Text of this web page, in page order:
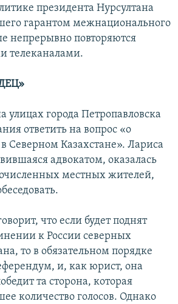
президента Нурсултана
гарантом межнационального
непрерывно повторяются
телеканалами.
города Петропавловска
ответить на вопрос «о
Северном Казахстане». Лариса
адвокатом, оказалась
местных жителей,
что если будет поднят
к России северных
то в обязательном порядке
и, как юрист, она
та сторона, которая
количество голосов. Однако